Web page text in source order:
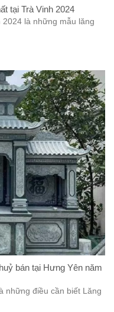
tại Trà Vinh 2024
là những mẫu lăng
bán tại Hưng Yên năm
những điều cần biết Lăng